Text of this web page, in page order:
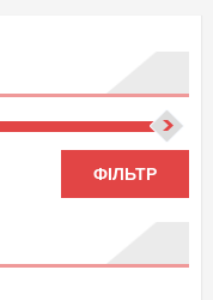
ФІЛЬТР